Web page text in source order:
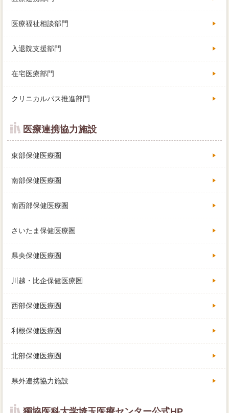
医療福祉相談部門
入退院支援部門
在宅医療部門
クリニカルパス推進部門
医療連携協力施設
東部保健医療圏
南部保健医療圏
南西部保健医療圏
さいたま保健医療圏
県央保健医療圏
川越・比企保健医療圏
西部保健医療圏
利根保健医療圏
北部保健医療圏
県外連携協力施設